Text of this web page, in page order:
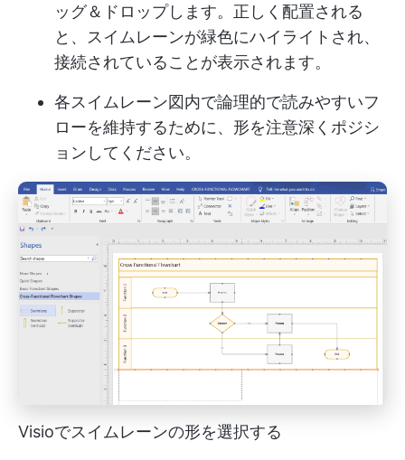
ッグ＆ドロップします。正しく配置される
と、スイムレーンが緑色にハイライトされ、
接続されていることが表示されます。
各スイムレーン図内で論理的で読みやすいフ
ローを維持するために、形を注意深くポジシ
ョンしてください。
Visioでスイムレーンの形を選択する